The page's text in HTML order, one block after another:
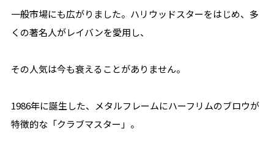
一般市場にも広がりました。ハリウッドスターをはじめ、多
くの著名人がレイバンを愛用し、
その人気は今も衰えることがありません。
1986年に誕生した、メタルフレームにハーフリムのブロウが
特徴的な「クラブマスター」。